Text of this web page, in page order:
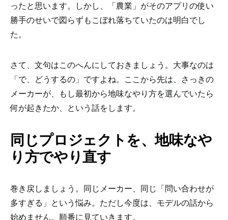
ったと思います。しかし、「農業」がそのアプリの使い
勝手のせいで図らずもこぼれ落ちていたのは明白でし
た。
さて、文句はこのへんにしておきましょう。大事なのは
「で、どうするの」ですよね。ここから先は、さっきの
メーカーが、もし最初から地味なやり方を選んでいたら
何が起きたか、という話をします。
同じプロジェクトを、地味なや
り方でやり直す
巻き戻しましょう。同じメーカー、同じ「問い合わせが
多すぎる」という悩み。ただし今度は、モデルの話から
始めません。順番に見ていきます。